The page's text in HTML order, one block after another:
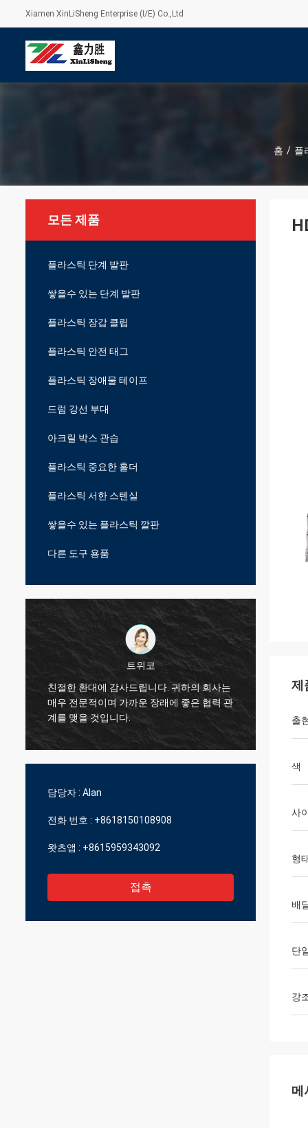
Xiamen XinLiSheng Enterprise (I/E) Co.,Ltd
홈 / 플
모든 제품
플라스틱 단계 발판
쌓을수 있는 단계 발판
플라스틱 장갑 클립
플라스틱 안전 태그
플라스틱 장애물 테이프
드럼 강선 부대
아크릴 박스 관습
플라스틱 중요한 홀더
플라스틱 서한 스텐실
쌓을수 있는 플라스틱 깔판
다른 도구 용품
트위코
친절한 환대에 감사드립니다. 귀하의 회사는
매우 전문적이며 가까운 장래에 좋은 협력 관
계를 맺을 것입니다.
기술
서비
제공
담당자 : Alan
전화 번호 : +8618150108908
왓츠앱 : +8615959343092
접촉
제
출
색
사
형
배
단
강
메